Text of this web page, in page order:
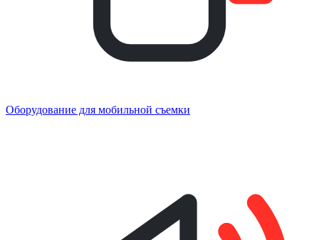
Оборудование для мобильной съемки